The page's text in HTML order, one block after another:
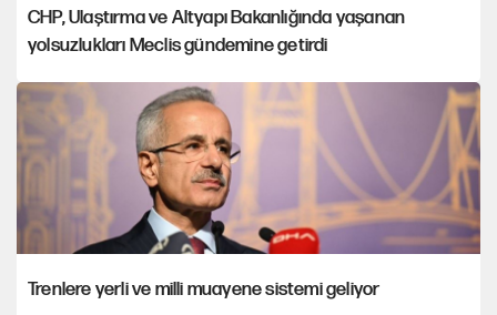
CHP, Ulaştırma ve Altyapı Bakanlığında yaşanan
yolsuzlukları Meclis gündemine getirdi
Trenlere yerli ve milli muayene sistemi geliyor